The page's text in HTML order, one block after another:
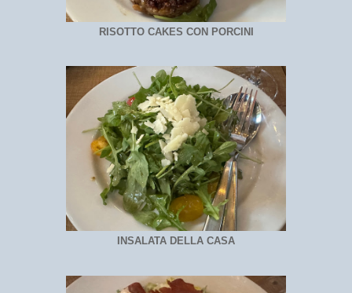
RISOTTO CAKES CON PORCINI
INSALATA DELLA CASA